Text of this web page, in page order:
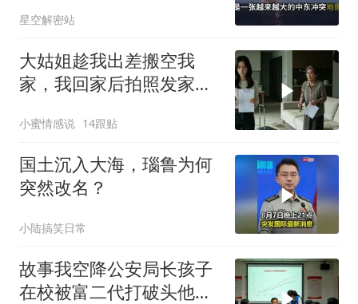
彻底心寒
星空解密站
大姑姐趁我出差搬空我
家，我回家后拍照发家族
小蜜情感说 14跟贴
国土沉入大海，瑙鲁为何
突然改名？
小陆搞笑日常
故事我空降公安局长孩子
在校被富二代打破头他爹